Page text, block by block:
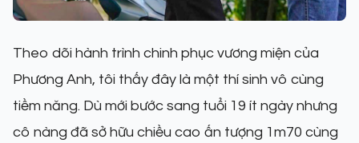
Theo dõi hành trình chinh phục vương miện của
Phương Anh, tôi thấy đây là một thí sinh vô cùng
tiềm năng. Dù mới bước sang tuổi 19 ít ngày nhưng
cô nàng đã sở hữu chiều cao ấn tượng 1m70 cùng